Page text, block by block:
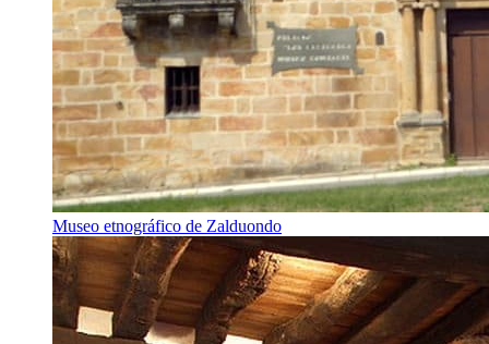
Museo etnográfico de Zalduondo